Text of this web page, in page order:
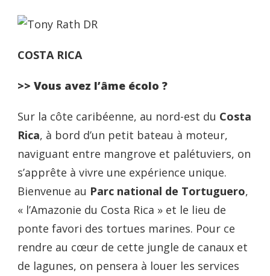
COSTA RICA
>> Vous avez l’âme écolo ?
Sur la côte caribéenne, au nord-est du Costa
Rica, à bord d’un petit bateau à moteur,
naviguant entre mangrove et palétuviers, on
s’apprête à vivre une expérience unique.
Bienvenue au Parc national de Tortuguero,
« l’Amazonie du Costa Rica » et le lieu de
ponte favori des tortues marines. Pour ce
rendre au cœur de cette jungle de canaux et
de lagunes, on pensera à louer les services